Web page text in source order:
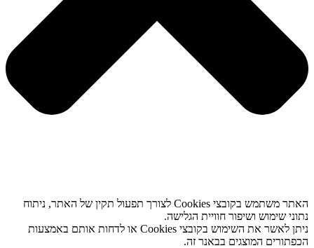
האתר משתמש בקובצי Cookies לצורך תפעול תקין של האתר, ניתוח
נתוני שימוש ושיפור חוויית הגלישה.
ניתן לאשר את השימוש בקובצי Cookies או לדחות אותם באמצעות
הכפתורים המוצגים בבאנר זה.